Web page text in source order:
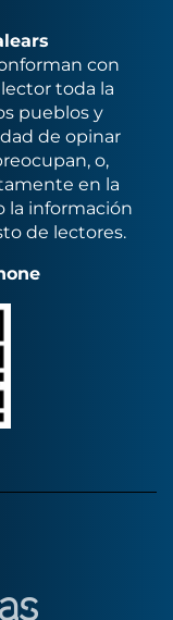
con
toda la
pueblos y
de opinar
o,
en la
la información
de lectores.